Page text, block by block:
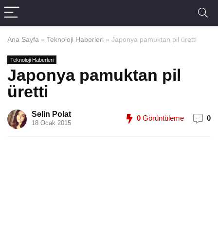
Ana Sayfa » Teknoloji Haberleri » Japonya pamuktan pil üretti
Teknoloji Haberleri
Japonya pamuktan pil
üretti
Selin Polat
18 Ocak 2015
0 Görüntüleme 0